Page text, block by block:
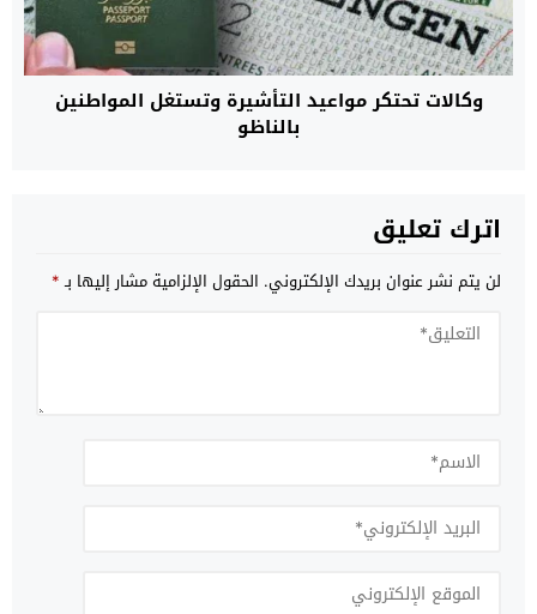
وكالات تحتكر مواعيد التأشيرة وتستغل المواطنين
بالناظو
اترك تعليق
لن يتم نشر عنوان بريدك الإلكتروني. الحقول الإلزامية مشار إليها بـ*